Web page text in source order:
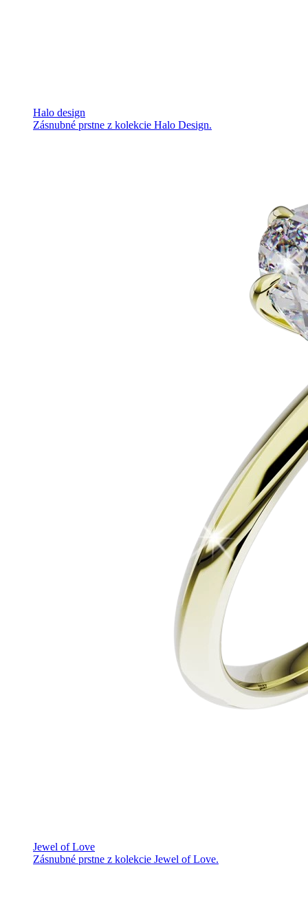
Halo design
Zásnubné prstne z kolekcie Halo Design.
Jewel of Love
Zásnubné prstne z kolekcie Jewel of Love.